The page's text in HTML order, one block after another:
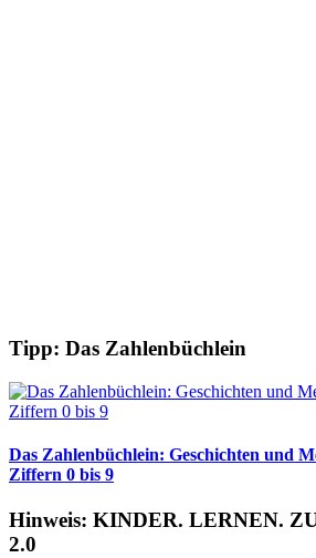
Tipp: Das Zahlenbüchlein
Das Zahlenbüchlein: Geschichten und
Ziffern 0 bis 9
Hinweis: KINDER. LERNEN.
2.0